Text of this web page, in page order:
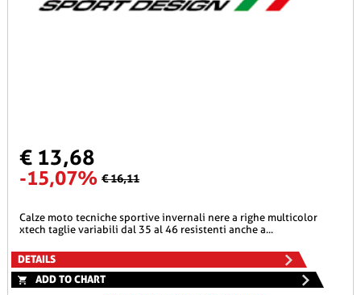
€ 13,68
-15,07% € 16,11
calze moto tecniche sportive invernali nere a righe multicolor
xtech taglie variabili dal 35 al 46 resistenti anche a...
DETAILS
ADD TO CHART